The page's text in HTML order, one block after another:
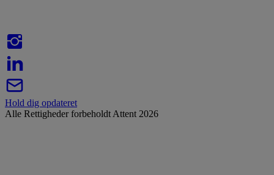
Hold dig opdateret
Alle Rettigheder forbeholdt Attent 2026